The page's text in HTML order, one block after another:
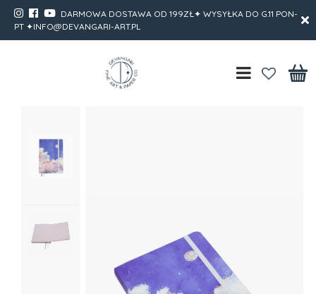
DARMOWA DOSTAWA OD 199ZŁ✦ WYSYŁKA DO G.11 PON-
PT ✦INFO@DEVANGARI-ART.PL